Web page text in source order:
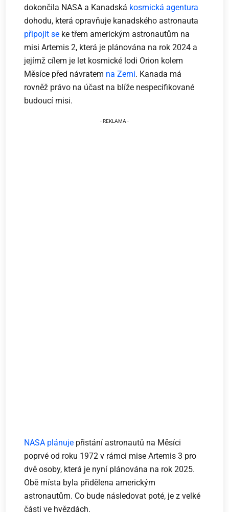
dokončila NASA a Kanadská kosmická agentura
dohodu, která opravňuje kanadského astronauta
připojit se ke třem americkým astronautům na
misi Artemis 2, která je plánována na rok 2024 a
jejímž cílem je let kosmické lodi Orion kolem
Měsíce před návratem na Zemi. Kanada má
rovněž právo na účast na blíže nespecifikované
budoucí misi.
NASA plánuje přistání astronautů na Měsíci
poprvé od roku 1972 v rámci mise Artemis 3 pro
dvě osoby, která je nyní plánována na rok 2025.
Obě místa byla přidělena americkým
astronautům. Co bude následovat poté, je z velké
části ve hvězdách.